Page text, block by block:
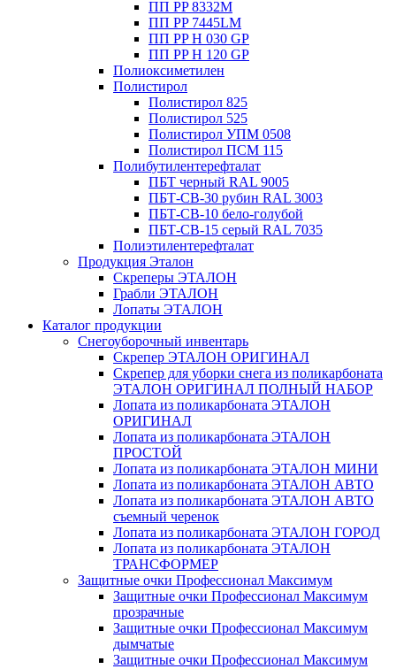
ПП PP 8332M
ПП PP 7445LM
ПП PP H 030 GP
ПП PP H 120 GP
Полиоксиметилен
Полистирол
Полистирол 825
Полистирол 525
Полистирол УПМ 0508
Полистирол ПСМ 115
Полибутилентерефталат
ПБТ черный RAL 9005
ПБТ-СВ-30 рубин RAL 3003
ПБТ-СВ-10 бело-голубой
ПБТ-СВ-15 серый RAL 7035
Полиэтилентерефталат
Продукция Эталон
Скреперы ЭТАЛОН
Грабли ЭТАЛОН
Лопаты ЭТАЛОН
Каталог продукции
Снегоуборочный инвентарь
Скрепер ЭТАЛОН ОРИГИНАЛ
Скрепер для уборки снега из поликарбоната
ЭТАЛОН ОРИГИНАЛ ПОЛНЫЙ НАБОР
Лопата из поликарбоната ЭТАЛОН
ОРИГИНАЛ
Лопата из поликарбоната ЭТАЛОН
ПРОСТОЙ
Лопата из поликарбоната ЭТАЛОН МИНИ
Лопата из поликарбоната ЭТАЛОН АВТО
Лопата из поликарбоната ЭТАЛОН АВТО
съемный черенок
Лопата из поликарбоната ЭТАЛОН ГОРОД
Лопата из поликарбоната ЭТАЛОН
ТРАНСФОРМЕР
Защитные очки Профессионал Максимум
Защитные очки Профессионал Максимум
прозрачные
Защитные очки Профессионал Максимум
дымчатые
Защитные очки Профессионал Максимум